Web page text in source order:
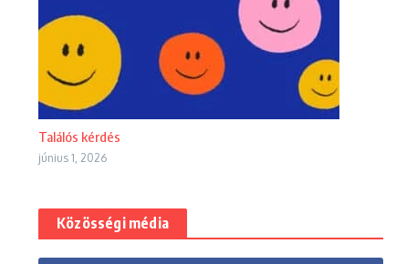
Találós kérdés
június 1, 2026
Közösségi média